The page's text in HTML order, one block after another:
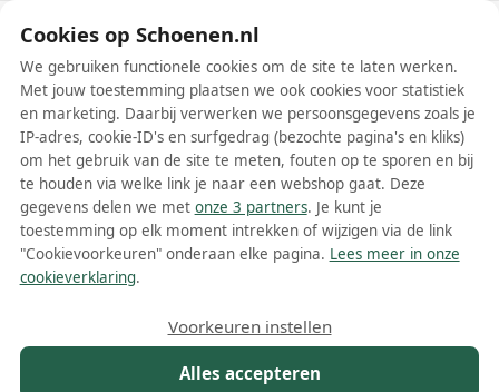
Schoenen.nl
Wis filters Alle filters
Zwarte Paul Green dames laarzen
Meer lezen
Model Kleur
Cookies op Schoenen.nl
We gebruiken functionele cookies om de site te laten werken.
Met jouw toestemming plaatsen we ook cookies voor statistiek
en marketing. Daarbij verwerken we persoonsgegevens zoals je
IP-adres, cookie-ID's en surfgedrag (bezochte pagina's en kliks)
om het gebruik van de site te meten, fouten op te sporen en bij
te houden via welke link je naar een webshop gaat. Deze
gegevens delen we met onze 3 partners. Je kunt je
toestemming op elk moment intrekken of wijzigen via de link
"Cookievoorkeuren" onderaan elke pagina. Lees meer in onze
cookieverklaring.
Alles accepteren
Voorkeuren instellen